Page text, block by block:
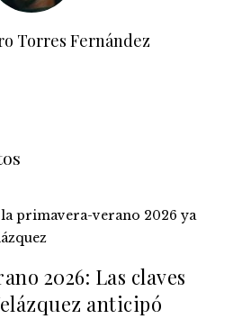
Torres Fernández
2026: Las claves
anticipó